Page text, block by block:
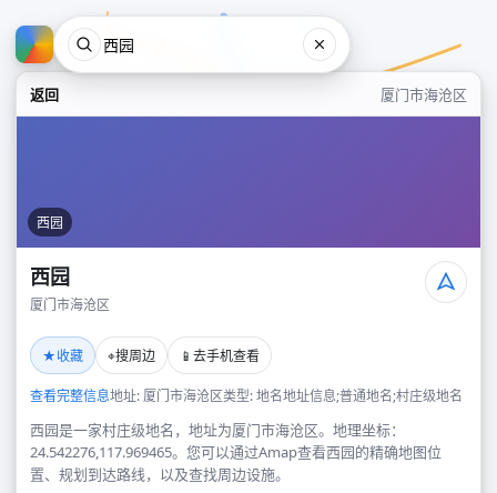
返回 厦门市海沧区
西园
西园
厦门市海沧区
★收藏 ⌖搜周边 📱 去手机查看
查看完整信息地址: 厦门市海沧区类型: 地名地址信息;普通地名;村庄级地名
西园是一家村庄级地名，地址为厦门市海沧区。地理坐标：
24.542276,117.969465。您可以通过Amap查看西园的精确地图位
置、规划到达路线，以及查找周边设施。